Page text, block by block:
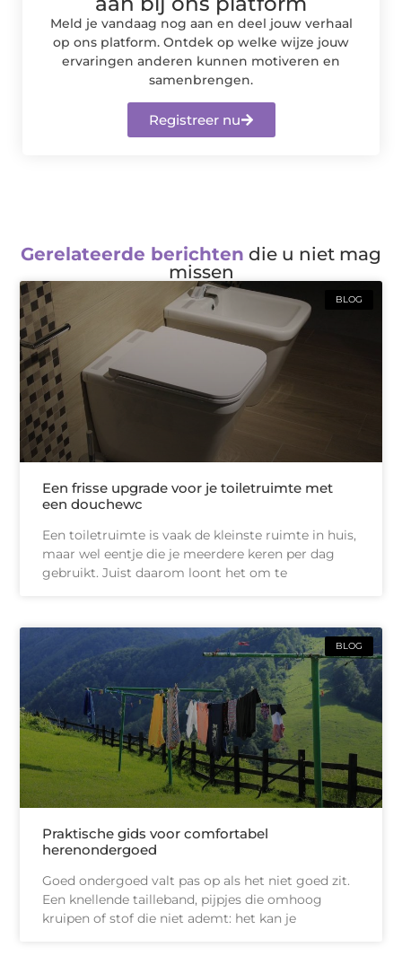
Meld je vandaag nog aan en deel jouw verhaal
op ons platform. Ontdek op welke wijze jouw
ervaringen anderen kunnen motiveren en
samenbrengen.
Registreer nu
Gerelateerde berichten die u niet mag
missen
BLOG
Een frisse upgrade voor je toiletruimte met
een douchewc
Een toiletruimte is vaak de kleinste ruimte in huis,
maar wel eentje die je meerdere keren per dag
gebruikt. Juist daarom loont het om te
BLOG
Praktische gids voor comfortabel
herenondergoed
Goed ondergoed valt pas op als het niet goed zit.
Een knellende tailleband, pijpjes die omhoog
kruipen of stof die niet ademt: het kan je